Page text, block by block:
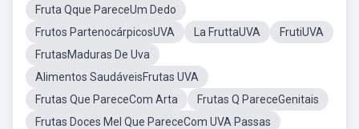
Fruta Qque PareceUm Dedo
Frutos PartenocárpicosUVA
La FruttaUVA
FrutiUVA
FrutasMaduras De Uva
Alimentos SaudáveisFrutas UVA
Frutas Que PareceCom Arta
Frutas Q PareceGenitais
Frutas Doces Mel Que PareceCom UVA Passas